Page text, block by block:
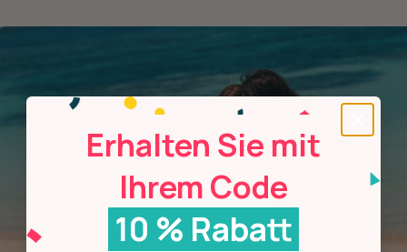
Erhalten Sie mit
Ihrem Code
10 % Rabatt